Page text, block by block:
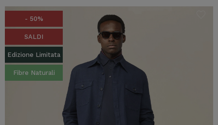
- 50%
SALDI
Edizione Limitata
Fibre Naturali